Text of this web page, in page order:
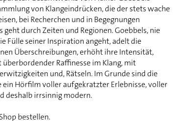
von Klangeindrücken, die der stets wache
bei Recherchen und in Begegnungen
geht durch Zeiten und Regionen. Goebbels, nie
Fülle seiner Inspiration angeht, adelt die
Überschreibungen, erhöht ihre Intensität,
Raffinesse im Klang, mit
und, Rätseln. Im Grunde sind die
ein Hörfilm voller aufgekratzter Erlebnisse, voller
deshalb irrsinnig modern.
bestellen.